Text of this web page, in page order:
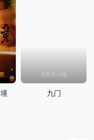
更新至18集
九门